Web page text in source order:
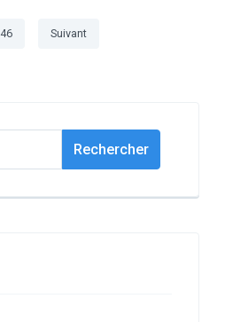
Page
46 Suivant
Rechercher